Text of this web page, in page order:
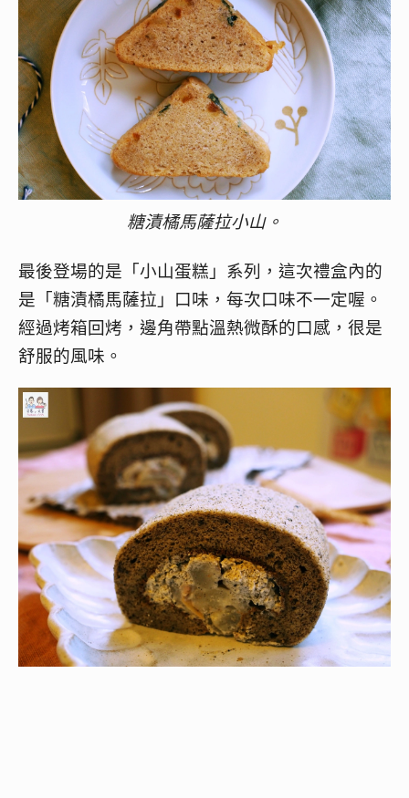
糖漬橘馬薩拉小山。
最後登場的是「小山蛋糕」系列，這次禮盒內的
是「糖漬橘馬薩拉」口味，每次口味不一定喔。
經過烤箱回烤，邊角帶點溫熱微酥的口感，很是
舒服的風味。